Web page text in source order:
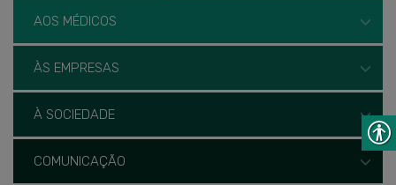
AOS MÉDICOS
ÀS EMPRESAS
À SOCIEDADE
COMUNICAÇÃO